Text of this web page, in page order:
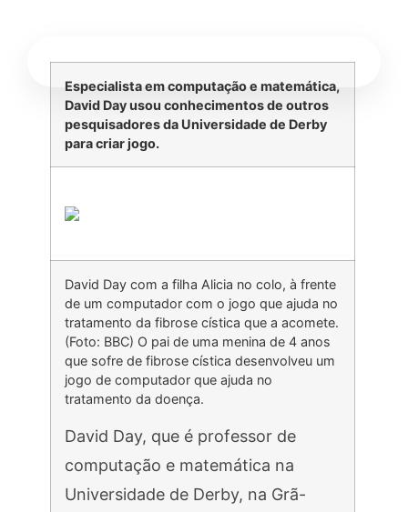
Especialista em computação e matemática,
David Day usou conhecimentos de outros
pesquisadores da Universidade de Derby
para criar jogo.
David Day com a filha Alicia no colo, à frente
de um computador com o jogo que ajuda no
tratamento da fibrose cística que a acomete.
(Foto: BBC) O pai de uma menina de 4 anos
que sofre de fibrose cística desenvolveu um
jogo de computador que ajuda no
tratamento da doença.
David Day, que é professor de
computação e matemática na
Universidade de Derby, na Grã-